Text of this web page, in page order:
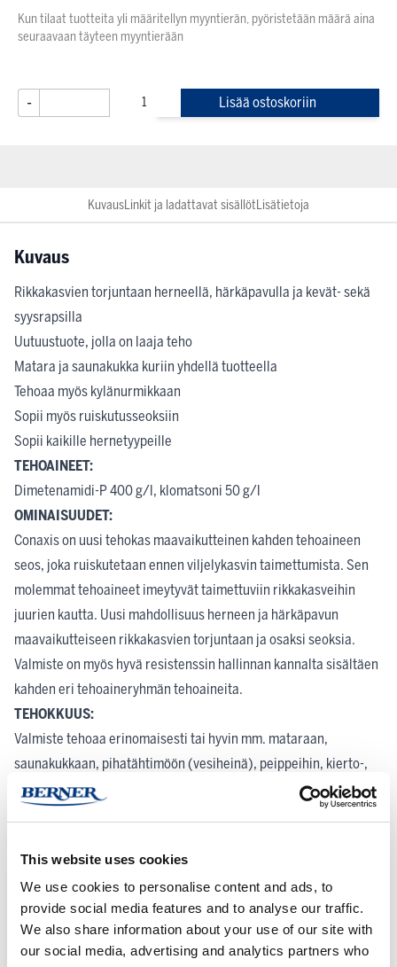
This website uses cookies
We use cookies to personalise content and ads, to
provide social media features and to analyse our traffic.
We also share information about your use of our site with
our social media, advertising and analytics partners who
Kun tilaat tuotteita yli määritellyn myyntierän, pyöristetään määrä aina
seuraavaan täyteen myyntierään
- Lisää ostoskoriin
KuvausLinkit ja ladattavat sisällötLisätietoja
Kuvaus
Rikkakasvien torjuntaan herneellä, härkäpavulla ja kevät- sekä
syysrapsilla
Uutuustuote, jolla on laaja teho
Matara ja saunakukka kuriin yhdellä tuotteella
Tehoaa myös kylänurmikkaan
Sopii myös ruiskutusseoksiin
Sopii kaikille hernetyypeille
TEHOAINEET:
Dimetenamidi-P 400 g/l, klomatsoni 50 g/l
OMINAISUUDET:
Conaxis on uusi tehokas maavaikutteinen kahden tehoaineen
seos, joka ruiskutetaan ennen viljelykasvin taimettumista. Sen
molemmat tehoaineet imeytyvät taimettuviin rikkakasveihin
juurien kautta. Uusi mahdollisuus herneen ja härkäpavun
maavaikutteiseen rikkakasvien torjuntaan ja osaksi seoksia.
Valmiste on myös hyvä resistenssin hallinnan kannalta sisältäen
kahden eri tehoaineryhmän tehoaineita.
TEHOKKUUS:
Valmiste tehoaa erinomaisesti tai hyvin mm. mataraan,
saunakukkaan, pihatähtimöön (vesiheinä), peippeihin, kierto-,
ukon- ja pihatattareeseen, emäkkiin ja ristikukkaisiin, kuten
lutukkaan sekä kylänurmikkaan. Savikkaan ja pillikkeeseen teho
yleensä hyvä torjuntatulos myös ilman seoskumppaneita,
riippuen rikkalajistosta.
RUISKUTUSOLOSUHTEET:
Käsittely on tehtävä ehdottomasti ennen viljelykasvin
taimettumista. Siemen on kylvettävä min. 20 mm syvyyteen, että